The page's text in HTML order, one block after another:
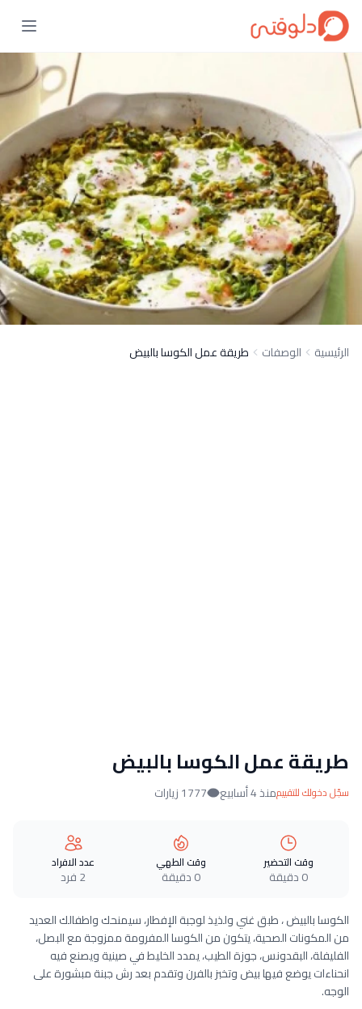
الرئيسية الوصفات طريقة عمل الكوسا بالبيض
طريقة عمل الكوسا بالبيض
سجّل دخولك للتقييممنذ 4 أسابيع 1777 زيارات
وقت التحضير
0 دقيقة
وقت الطهي
0 دقيقة
عدد الافراد
2 فرد
الكوسا بالبيض ، طبق غني ولذيذ لوجبة الإفطار، سيمنحك واطفالك العديد
من المكونات الصحية، يتكون من الكوسا المفرومة ممزوجة مع البصل،
الفليفلة، البقدونس، جوزة الطيب، يمدد الخليط في صينية ويصنع فيه
انحناءات يوضع فيها بيض وتخبز بالفرن وتقدم بعد رش جبنة مبشورة على
الوجه.